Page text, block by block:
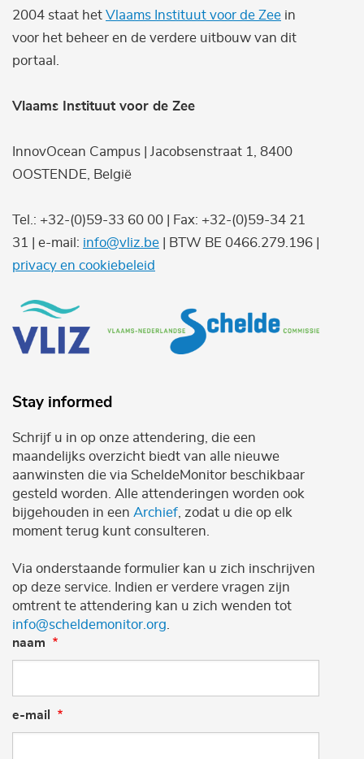
2004 staat het Vlaams Instituut voor de Zee in
voor het beheer en de verdere uitbouw van dit
portaal.
Vlaams Instituut voor de Zee
InnovOcean Campus | Jacobsenstraat 1, 8400
OOSTENDE, België
Tel.: +32-(0)59-33 60 00 | Fax: +32-(0)59-34 21
31 | e-mail: info@vliz.be | BTW BE 0466.279.196 |
privacy en cookiebeleid
Stay informed
Schrijf u in op onze attendering, die een
maandelijks overzicht biedt van alle nieuwe
aanwinsten die via ScheldeMonitor beschikbaar
gesteld worden. Alle attenderingen worden ook
bijgehouden in een Archief , zodat u die op elk
moment terug kunt consulteren.
Via onderstaande formulier kan u zich inschrijven
op deze service. Indien er verdere vragen zijn
omtrent te attendering kan u zich wenden tot
info@scheldemonitor.org
naam
e-mail